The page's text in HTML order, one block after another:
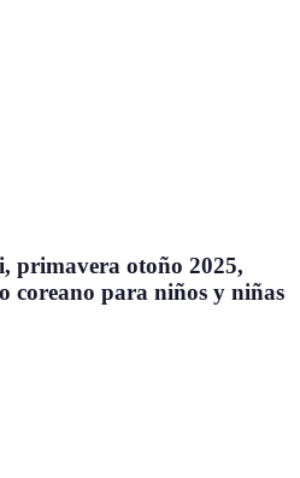
primavera otoño 2025,
coreano para niños y niñas